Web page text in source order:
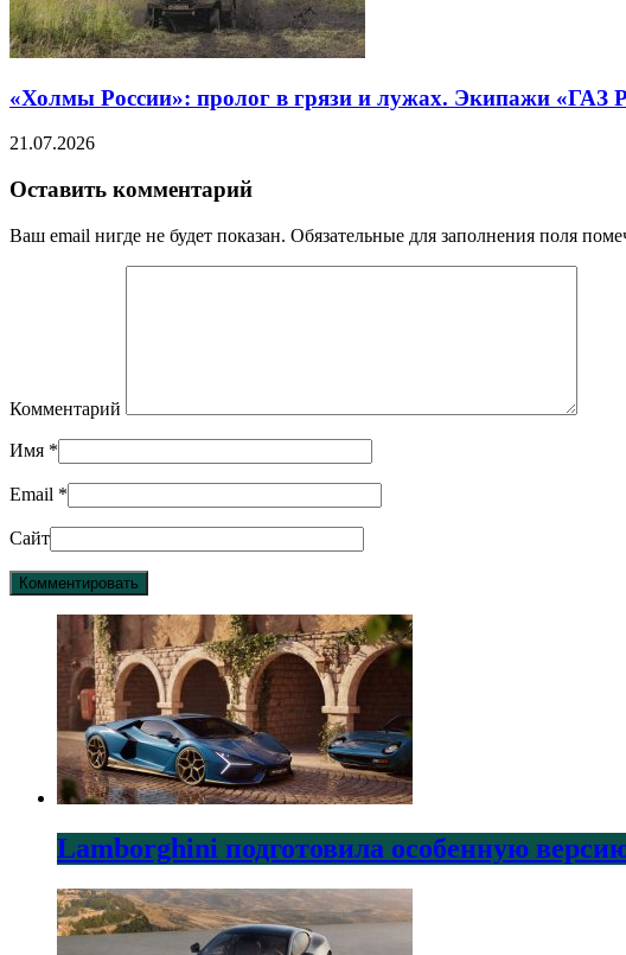
«Холмы России»: пролог в грязи и лужах. Экипажи «ГАЗ
21.07.2026
Оставить комментарий
Ваш email нигде не будет показан. Обязательные для заполнения поля
Комментарий
Имя *
Email *
Сайт
Lamborghini подготовила особенную